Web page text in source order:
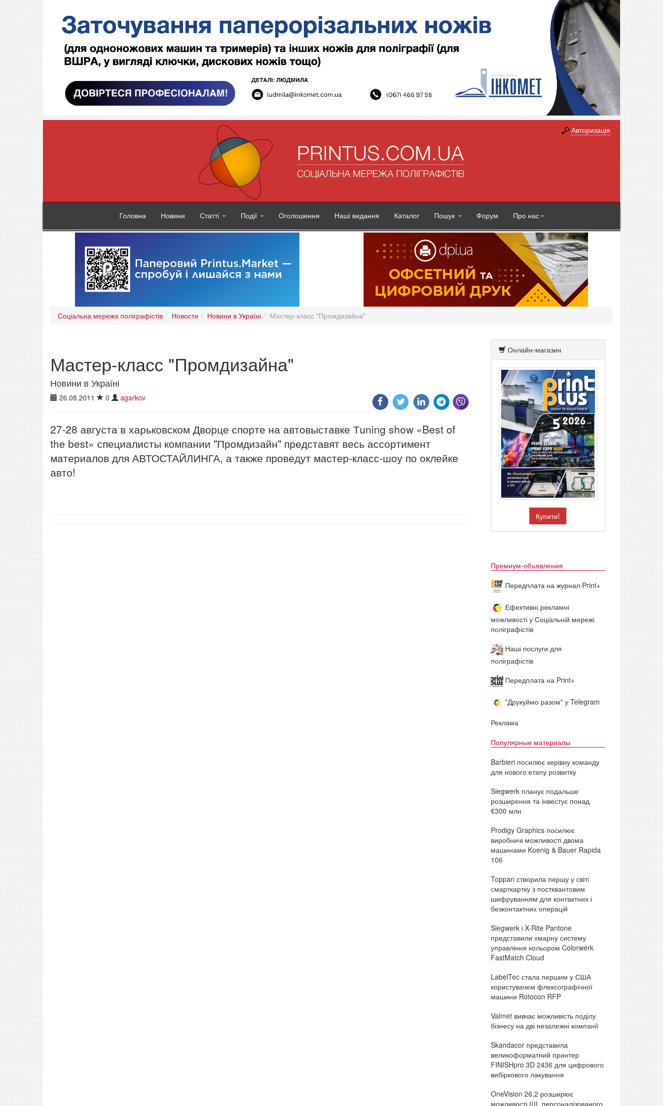
Авторизація
Головна Новини Статті Події Оголошення Наші видання Каталог Пошук Форум Про нас
Соціальна мережа поліграфістів Новости Новини в Україні Мастер-класс "Промдизайна"
Мастер-класс "Промдизайна"
Новини в Україні
26.08.2011 0 agarkov
27-28 августа в харьковском Дворце спорте на автовыставке Тuning show «Best of
the best» специалисты компании "Промдизайн" представят весь ассортимент
материалов для АВТОСТАЙЛИНГА, а также проведут мастер-класс-шоу по оклейке
авто!
Онлайн-магазин
Купити!
Премиум-объявления
Передплата на журнал Print+
Ефективні рекламні
можливості у Соціальній мережі
поліграфістів
Наші послуги для
поліграфістів
Передплата на Print+
"Друкуймо разом" у Telegram
Реклама
Популярные материалы
Barbieri посилює керівну команду
для нового етапу розвитку
Siegwerk планує подальше
розширення та інвестує понад
€300 млн
Prodigy Graphics посилює
виробничі можливості двома
машинами Koenig & Bauer Rapida
106
Toppan створила першу у світі
смарткартку з постквантовим
шифруванням для контактних і
безконтактних операцій
Siegwerk і X-Rite Pantone
представили хмарну систему
управління кольором Colorwerk
FastMatch Cloud
LabelTec стала першим у США
користувачем флексографічної
машини Rotocon RFP
Valmet вивчає можливість поділу
бізнесу на дві незалежні компанії
Skandacor представила
великоформатний принтер
FINISHpro 3D 2436 для цифрового
вибіркового лакування
OneVision 26.2 розширює
можливості ШІ, персоналізованого